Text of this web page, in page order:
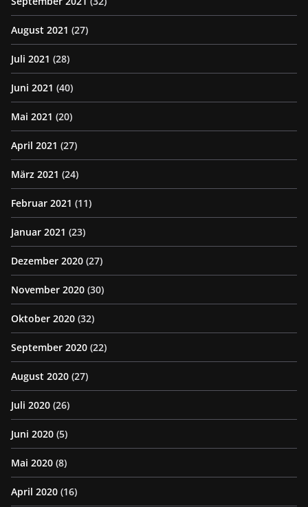
August 2021 (27)
Juli 2021 (28)
Juni 2021 (40)
Mai 2021 (20)
April 2021 (27)
März 2021 (24)
Februar 2021 (11)
Januar 2021 (23)
Dezember 2020 (27)
November 2020 (30)
Oktober 2020 (32)
September 2020 (22)
August 2020 (27)
Juli 2020 (26)
Juni 2020 (5)
Mai 2020 (8)
April 2020 (16)